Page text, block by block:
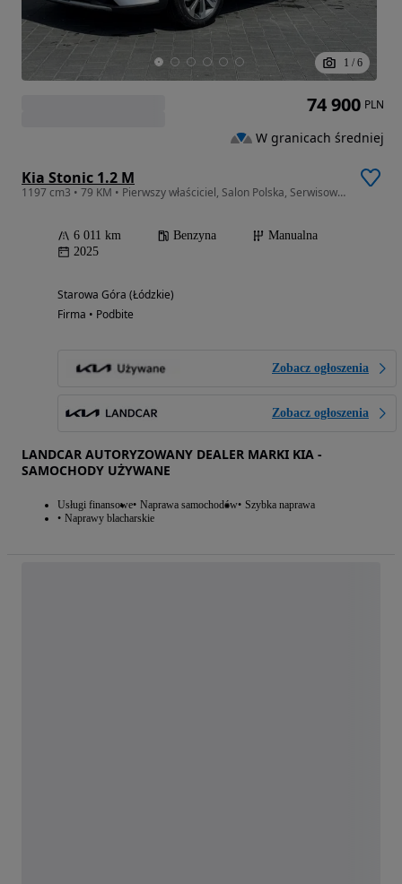
1 / 6
Kia Stonic 1.2 M
1197 cm3 • 79 KM • Pierwszy właściciel, Salon Polska, Serwisowany w ASO, Bezwypadkowy
6 011 km Benzyna
Manualna
2025
Starowa Góra (Łódzkie)
Firma • Podbite
Zobacz ogłoszenia
Zobacz ogłoszenia
LANDCAR AUTORYZOWANY DEALER MARKI KIA -
SAMOCHODY UŻYWANE
Usługi finansowe Naprawa samochodów Szybka naprawa
Naprawy blacharskie
74 900 PLN
W granicach średniej